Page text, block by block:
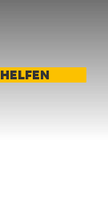
HELFEN